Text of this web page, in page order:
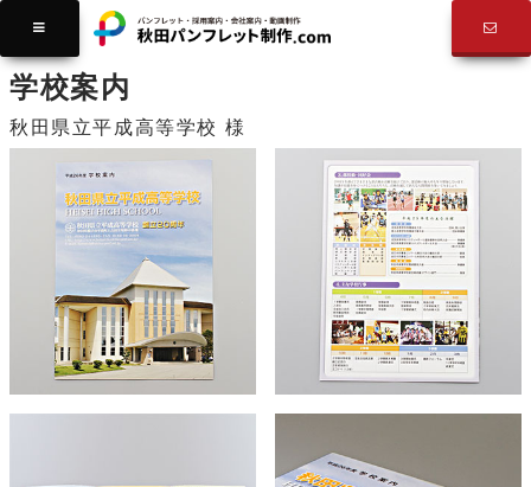
制作実績 学校案内
学校案内
秋田県立平成高等学校 様